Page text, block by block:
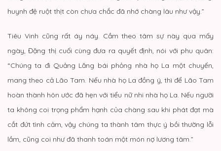
huynh đệ ruột thịt còn chưa chắc đã nhớ chàng lâu như vậy.”
Tiêu Vinh cũng rất áy náy. Cầm theo tâm sự này qua mấy
ngày, Đặng thị cuối cùng đưa ra quyết định, nói với phu quân:
“Chúng ta đi Quảng Lăng bái phỏng nhà họ La một chuyến,
mang theo cả Lão Tam. Nếu nhà họ La đồng ý, thì để Lão Tam
hoàn thành hôn ước đã hẹn với tiểu nữ nhi nhà họ La. Nếu người
ta không coi trọng phẩm hạnh của chàng sau khi phát đạt mà
cắt đứt tình cảm, vậy chúng ta thành tâm thực ý bồi thường lỗi
lầm, cũng coi như đã thanh toán một món nợ lương tâm.”